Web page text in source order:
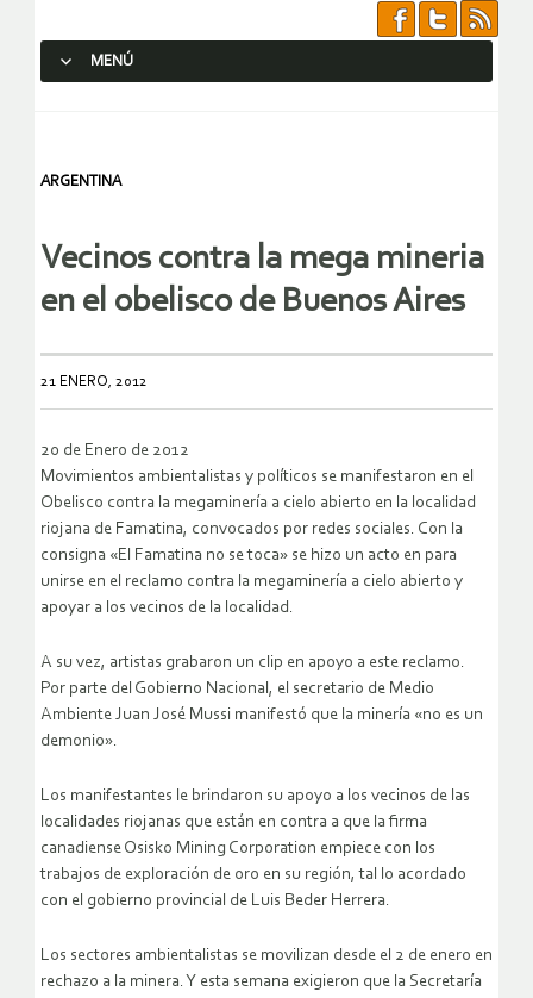
MENÚ
ARGENTINA
Vecinos contra la mega mineria
en el obelisco de Buenos Aires
21 ENERO, 2012
20 de Enero de 2012
Movimientos ambientalistas y políticos se manifestaron en el
Obelisco contra la megaminería a cielo abierto en la localidad
riojana de Famatina, convocados por redes sociales. Con la
consigna «El Famatina no se toca» se hizo un acto en para
unirse en el reclamo contra la megaminería a cielo abierto y
apoyar a los vecinos de la localidad.
A su vez, artistas grabaron un clip en apoyo a este reclamo.
Por parte del Gobierno Nacional, el secretario de Medio
Ambiente Juan José Mussi manifestó que la minería «no es un
demonio».
Los manifestantes le brindaron su apoyo a los vecinos de las
localidades riojanas que están en contra a que la firma
canadiense Osisko Mining Corporation empiece con los
trabajos de exploración de oro en su región, tal lo acordado
con el gobierno provincial de Luis Beder Herrera.
Los sectores ambientalistas se movilizan desde el 2 de enero en
rechazo a la minera. Y esta semana exigieron que la Secretaría